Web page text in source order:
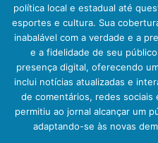
política local e estadual até
esportes e cultura. Sua
inabalável com a verdade e a
e a fidelidade de seu
presença digital, oferecendo
inclui notícias atualizadas e
de comentários, redes sociais
permitiu ao jornal alcançar um
adaptando-se às novas